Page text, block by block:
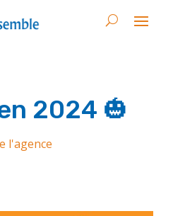
2024 🎃
l'agence